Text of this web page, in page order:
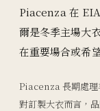
Piacenza 在
爾是冬季主場大
在重要場合或希
Piacenza 長期處理
對訂製大衣而言，